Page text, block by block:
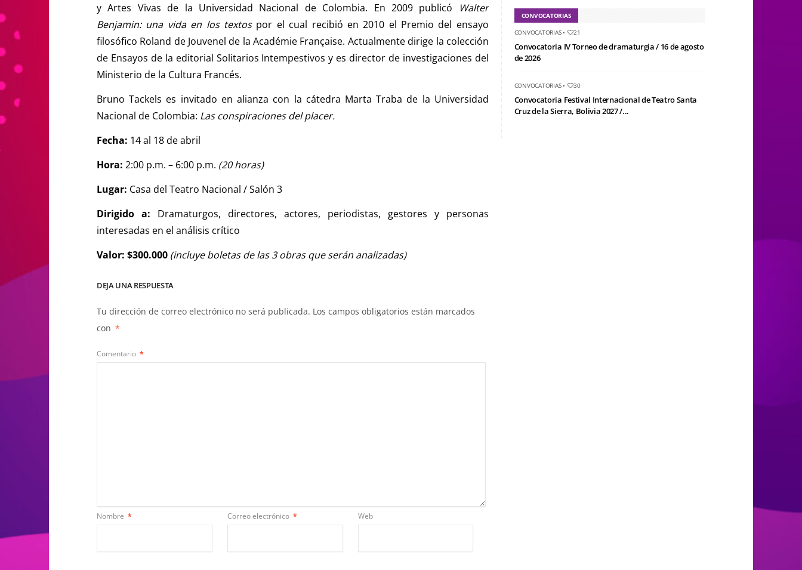
y Artes Vivas de la Universidad Nacional de Colombia. En 2009 publicó
Walter
Benjamin: una vida en los textospor el cual recibió en 2010 el Premio del ensayo
filosófico Roland de Jouvenel de la Académie Française. Actualmente dirige la colección
de Ensayos de la editorial Solitarios Intempestivos y es director de investigaciones del
Ministerio de la Cultura Francés.
Bruno Tackels es invitado en alianza con la cátedra Marta Traba de la Universidad
Nacional de Colombia: Las conspiraciones del placer.
Fecha: 14 al 18 de abril
Hora: 2:00 p.m. – 6:00 p.m. (20 horas)
Lugar: Casa del Teatro Nacional / Salón 3
Dirigido a: Dramaturgos, directores, actores, periodistas, gestores y personas
interesadas en el análisis crítico
Valor: $300.000 (incluye boletas de las 3 obras que serán analizadas)
DEJA UNA RESPUESTA
Tu dirección de correo electrónico no será publicada. Los campos obligatorios están marcados
con *
Comentario *
Nombre * Correo electrónico * Web
CONVOCATORIAS
CONVOCATORIAS• 21
Convocatoria IV Torneo de dramaturgia / 16 de agosto
de 2026
CONVOCATORIAS• 30
Convocatoria Festival Internacional de Teatro Santa
Cruz de la Sierra, Bolivia 2027 /...